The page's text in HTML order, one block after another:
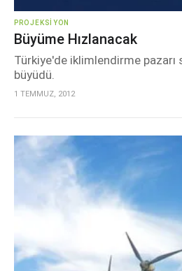
PROJEKSIYON
Büyüme Hızlanacak
Türkiye'de iklimlendirme pazarı
büyüdü.
1 TEMMUZ, 2012